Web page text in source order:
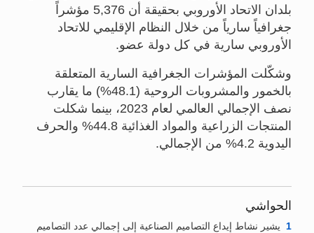
بلدان الاتحاد الأوروبي بحقيقة أن 5,376 مؤشراً
جغرافياً سارياً من خلال النظام الإقليمي للاتحاد
الأوروبي سارية في كل دولة عضو.
وشكّلت المؤشرات الجغرافية السارية المتعلقة
بالخمور والمشروبات الروحية (48.1%) ما يقارب
نصف الإجمالي العالمي لعام 2023، بينما شكلت
المنتجات الزراعية والمواد الغذائية 44.8% والحرف
اليدوية 4.2% من الإجمالي.
الحواشي
1
يشير نشاط إيداع التصاميم الصناعية إلى إجمالي عدد التصاميم